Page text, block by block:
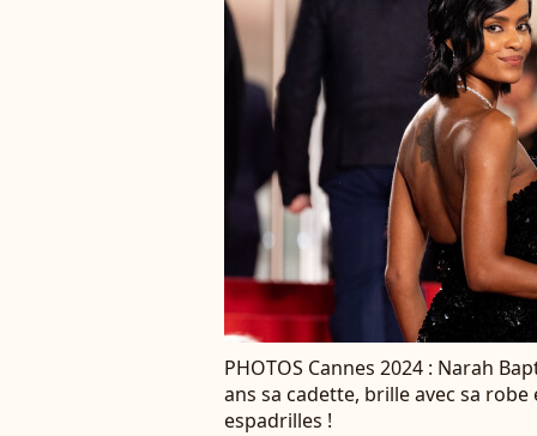
PHOTOS Cannes 2024 : Narah
ans sa cadette, brille avec sa
espadrilles !